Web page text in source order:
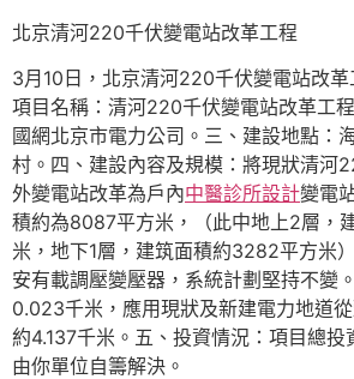
北京清河220千伏變電站改革工程
3月10日，北京清河220千伏變電站改革
項目名稱：清河220千伏變電站改革工
國網北京市電力公司。三、建設地點：
村。四、建設內容及規模：將現狀清河
外變電站改革為戶內中醫診所設計變電
積約為8087平方米，（此中地上2層，
米，地下1層，建筑面積約3282平方米
安有載調壓變壓器，系統計劃堅持不變
0.023千米，應用現狀及新建電力地道
約4.137千米。五、投資情況：項目總
由你單位自籌解決。